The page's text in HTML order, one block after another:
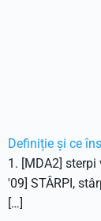
Definiție și ce
1. [MDA2] sterpi
'09] STÂRPI,
[…]